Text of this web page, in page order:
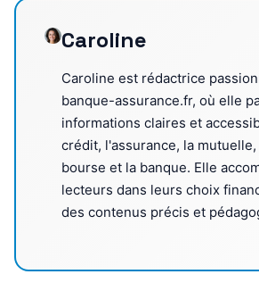
Caroline
Caroline est rédactrice
banque-assurance.fr, où elle
informations claires et
crédit, l'assurance, la
bourse et la banque. Elle
lecteurs dans leurs choix
des contenus précis et